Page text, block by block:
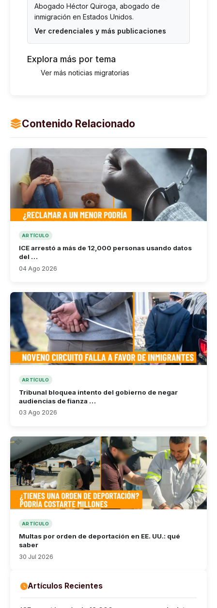
Abogado Héctor Quiroga , abogado de
inmigración en Estados Unidos.
Ver credenciales y más publicaciones
Explora más por tema
Ver más noticias migratorias
Contenido Relacionado
ARTÍCULO
ICE arrestó a más de 12,000 personas usando datos
del …
04 Ago 2026
ARTÍCULO
Tribunal bloquea intento del gobierno de negar
audiencias de fianza …
03 Ago 2026
ARTÍCULO
Multas por orden de deportación en EE. UU.: qué
saber
30 Jul 2026
Artículos Recientes